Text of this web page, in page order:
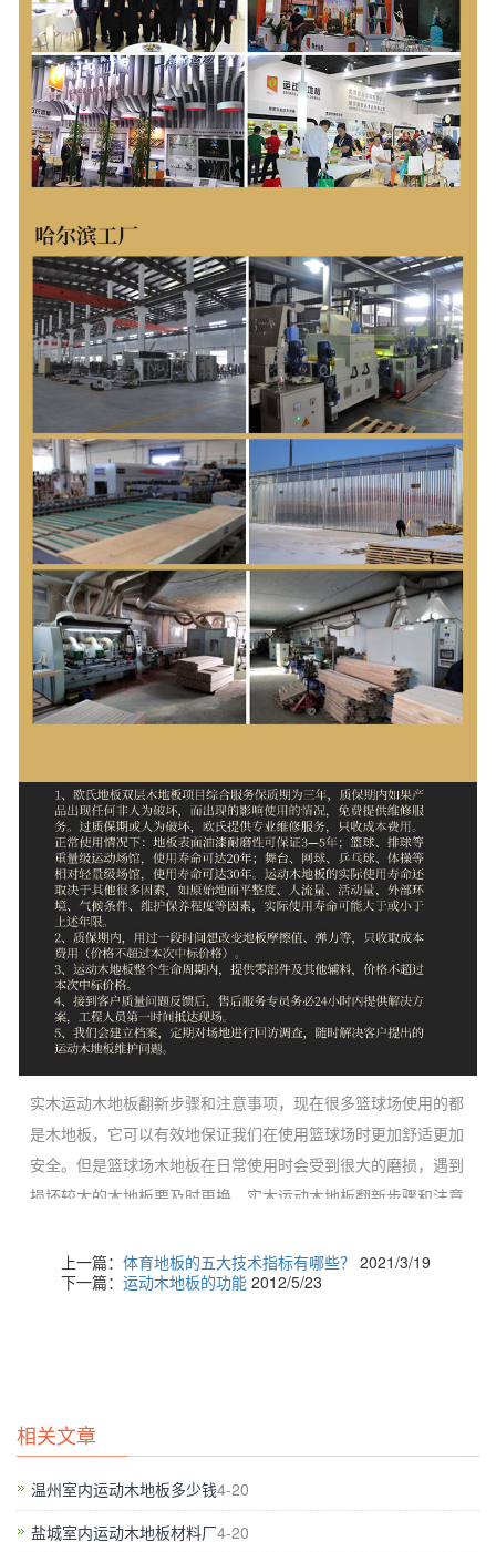
实木运动木地板翻新步骤和注意事项，现在很多篮球场使用的都
是木地板，它可以有效地保证我们在使用篮球场时更加舒适更加
安全。但是篮球场木地板在日常使用时会受到很大的磨损，遇到
损坏较大的木地板要及时更换。实木运动木地板翻新步骤和注意
1、旧地板创新前应保证屋内的洁净，搬出屋内一切物品。除去
2、然后进行刮腻子、上色、上漆、上蜡抛光。咱们要特别重视
到地板外表存有瑕疵的状况需多刷几遍底漆。
实木运动木地体育木地板工程板地板小贴士：需要注意的是，并
上一篇： 体育地板的五大技术指标有哪些？ 2021/3/19
下一篇： 运动木地板的功能 2012/5/23
相关文章
温州室内运动木地板多少钱4-20
盐城室内运动木地板材料厂4-20